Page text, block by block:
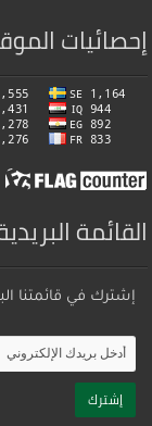
إحصائيات
القائمة
إشترك في قائمتنا